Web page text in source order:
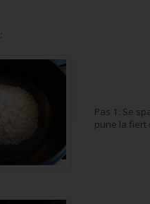
:
Pas 1: Se
pune la fiert